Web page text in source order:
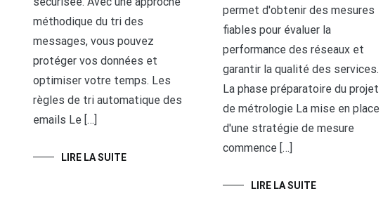
méthodique du tri des
messages, vous pouvez
protéger vos données et
optimiser votre temps. Les
règles de tri automatique des
emails Le […]
LIRE LA SUITE
permet d'obtenir des mesures
fiables pour évaluer la
performance des réseaux et
garantir la qualité des services.
La phase préparatoire du projet
de métrologie La mise en place
d'une stratégie de mesure
commence […]
LIRE LA SUITE